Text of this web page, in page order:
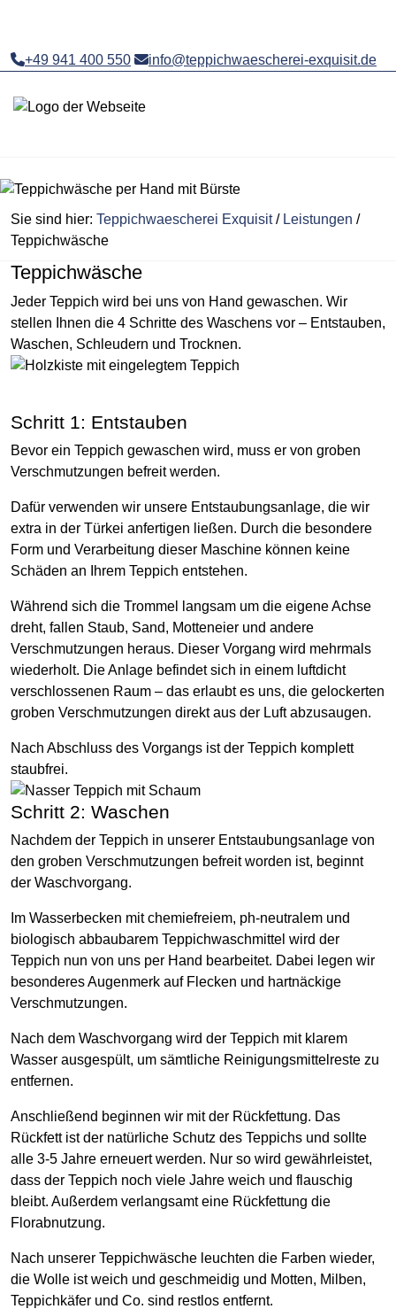
+49 941 400 550 info@teppichwaescherei-exquisit.de
Sie sind hier: Teppichwaescherei Exquisit / Leistungen /
Teppichwäsche
Teppichwäsche
Jeder Teppich wird bei uns von Hand gewaschen. Wir
stellen Ihnen die 4 Schritte des Waschens vor – Entstauben,
Waschen, Schleudern und Trocknen.
Schritt 1: Entstauben
Bevor ein Teppich gewaschen wird, muss er von groben
Verschmutzungen befreit werden.
Dafür verwenden wir unsere Entstaubungsanlage, die wir
extra in der Türkei anfertigen ließen. Durch die besondere
Form und Verarbeitung dieser Maschine können keine
Schäden an Ihrem Teppich entstehen.
Während sich die Trommel langsam um die eigene Achse
dreht, fallen Staub, Sand, Motteneier und andere
Verschmutzungen heraus. Dieser Vorgang wird mehrmals
wiederholt. Die Anlage befindet sich in einem luftdicht
verschlossenen Raum – das erlaubt es uns, die gelockerten
groben Verschmutzungen direkt aus der Luft abzusaugen.
Nach Abschluss des Vorgangs ist der Teppich komplett
staubfrei.
Schritt 2: Waschen
Nachdem der Teppich in unserer Entstaubungsanlage von
den groben Verschmutzungen befreit worden ist, beginnt
der Waschvorgang.
Im Wasserbecken mit chemiefreiem, ph-neutralem und
biologisch abbaubarem Teppichwaschmittel wird der
Teppich nun von uns per Hand bearbeitet. Dabei legen wir
besonderes Augenmerk auf Flecken und hartnäckige
Verschmutzungen.
Nach dem Waschvorgang wird der Teppich mit klarem
Wasser ausgespült, um sämtliche Reinigungsmittelreste zu
entfernen.
Anschließend beginnen wir mit der Rückfettung. Das
Rückfett ist der natürliche Schutz des Teppichs und sollte
alle 3-5 Jahre erneuert werden. Nur so wird gewährleistet,
dass der Teppich noch viele Jahre weich und flauschig
bleibt. Außerdem verlangsamt eine Rückfettung die
Florabnutzung.
Nach unserer Teppichwäsche leuchten die Farben wieder,
die Wolle ist weich und geschmeidig und Motten, Milben,
Teppichkäfer und Co. sind restlos entfernt.